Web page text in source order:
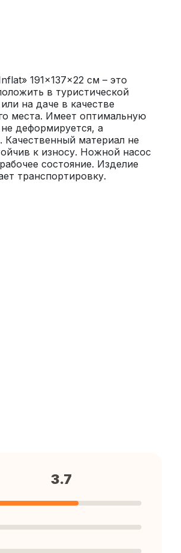
191x137x22 см – это
в туристической
на даче в качестве
места. Имеет оптимальную
деформируется, а
Качественный материал не
к износу. Ножной насос
состояние. Изделие
транспортировку.
3.7